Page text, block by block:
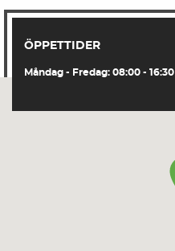
ÖPPETTIDER
Måndag - Fredag: 08:00 - 16:30